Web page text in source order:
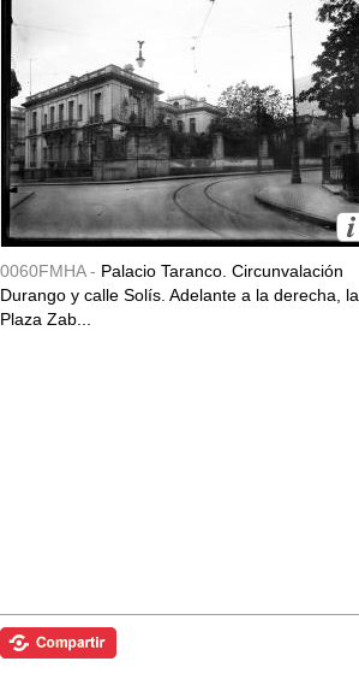
0060FMHA - Palacio Taranco. Circunvalación
Durango y calle Solís. Adelante a la derecha, la
Plaza Zab...